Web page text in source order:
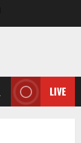
LIVE